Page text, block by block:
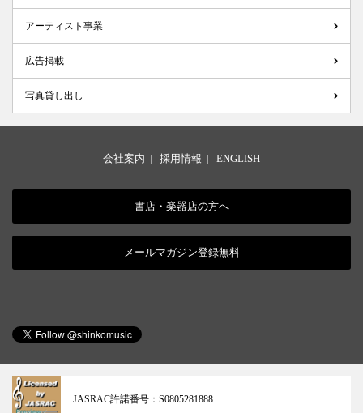
アーティスト事業
広告掲載
写真貸し出し
会社案内 | 採用情報 | ENGLISH
書店・楽器店の方へ
メールマガジン登録無料
JASRAC許諾番号： S0805281888